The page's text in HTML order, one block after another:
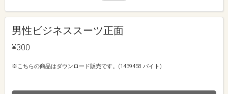
男性ビジネススーツ正面
¥300
※こちらの商品はダウンロード販売です。(1439458 バイト)